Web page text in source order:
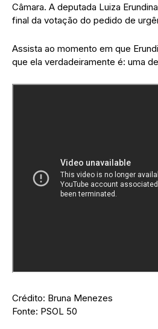
Câmara. A deputada Luiza
final da votação do pedido de
Assista ao momento em que
que ela verdadeiramente é: uma
Crédito: Bruna Menezes
Fonte: PSOL 50